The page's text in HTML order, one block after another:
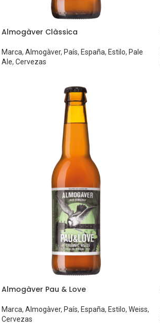
Almogàver Clàssica
Marca, Almogàver, País, España, Estilo, Pale
Ale, Cervezas
Almogàver Pau & Love
Marca, Almogàver, País, España, Estilo, Weiss,
Cervezas